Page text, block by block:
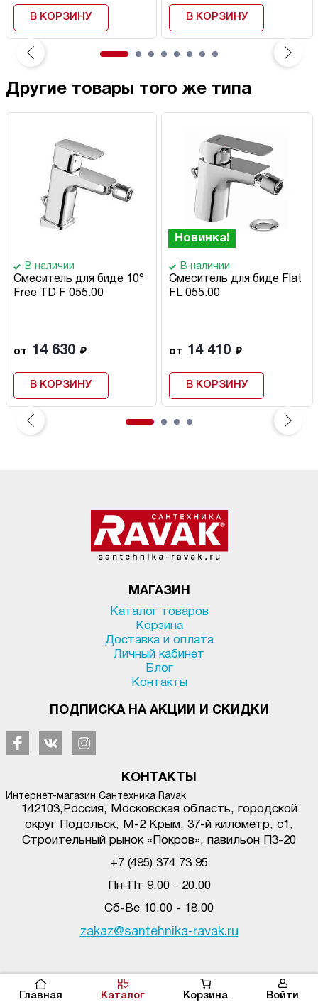
Главная Каталог Корзина Войти
В КОРЗИНУ В КОРЗИНУ
Другие товары того же типа
В наличии
Смеситель для биде 10°
Free TD F 055.00
от 14 630 ₽
В КОРЗИНУ
Новинка!
В наличии
Смеситель для биде Flat
FL 055.00
от 14 410 ₽
В КОРЗИНУ
МАГАЗИН
Каталог товаров
Корзина
Доставка и оплата
Личный кабинет
Блог
Контакты
ПОДПИСКА НА АКЦИИ И СКИДКИ
КОНТАКТЫ
Интернет-магазин Сантехника Ravak
142103, Россия, Московская область, городской
округ Подольск, М-2 Крым, 37-й километр, с1 ,
Строительный рынок «Покров», павильон П3-20
+7 (495) 374 73 95
Пн-Пт 9.00 - 20.00
Сб-Вс 10.00 - 18.00
zakaz@santehnika-ravak.ru
© santehnika-ravak.ru, 2017-2020. Копирование материалов сайта без
активной ссылки на источник запрещено.
Vector Dev